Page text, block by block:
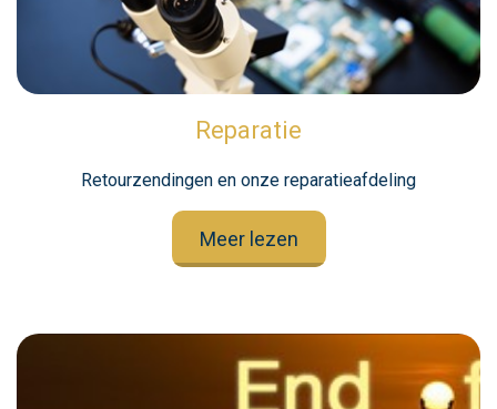
Reparatie
Retourzendingen en onze reparatieafdeling
Meer lezen